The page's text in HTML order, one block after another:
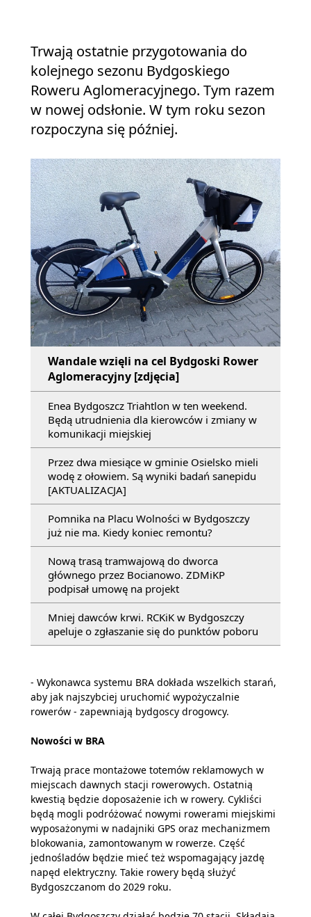
Trwają ostatnie przygotowania do
kolejnego sezonu Bydgoskiego
Roweru Aglomeracyjnego. Tym razem
w nowej odsłonie. W tym roku sezon
rozpoczyna się później.
Wandale wzięli na cel Bydgoski Rower
Aglomeracyjny [zdjęcia]
Enea Bydgoszcz Triahtlon w ten weekend.
Będą utrudnienia dla kierowców i zmiany w
komunikacji miejskiej
Przez dwa miesiące w gminie Osielsko mieli
wodę z ołowiem. Są wyniki badań sanepidu
[AKTUALIZACJA]
Pomnika na Placu Wolności w Bydgoszczy
już nie ma. Kiedy koniec remontu?
Nową trasą tramwajową do dworca
głównego przez Bocianowo. ZDMiKP
podpisał umowę na projekt
Mniej dawców krwi. RCKiK w Bydgoszczy
apeluje o zgłaszanie się do punktów poboru
- Wykonawca systemu BRA dokłada wszelkich starań,
aby jak najszybciej uruchomić wypożyczalnie
rowerów - zapewniają bydgoscy drogowcy.
Nowości w BRA
Trwają prace montażowe totemów reklamowych w
miejscach dawnych stacji rowerowych. Ostatnią
kwestią będzie doposażenie ich w rowery. Cykliści
będą mogli podróżować nowymi rowerami miejskimi
wyposażonymi w nadajniki GPS oraz mechanizmem
blokowania, zamontowanym w rowerze. Część
jednośladów będzie mieć też wspomagający jazdę
napęd elektryczny. Takie rowery będą służyć
Bydgoszczanom do 2029 roku.